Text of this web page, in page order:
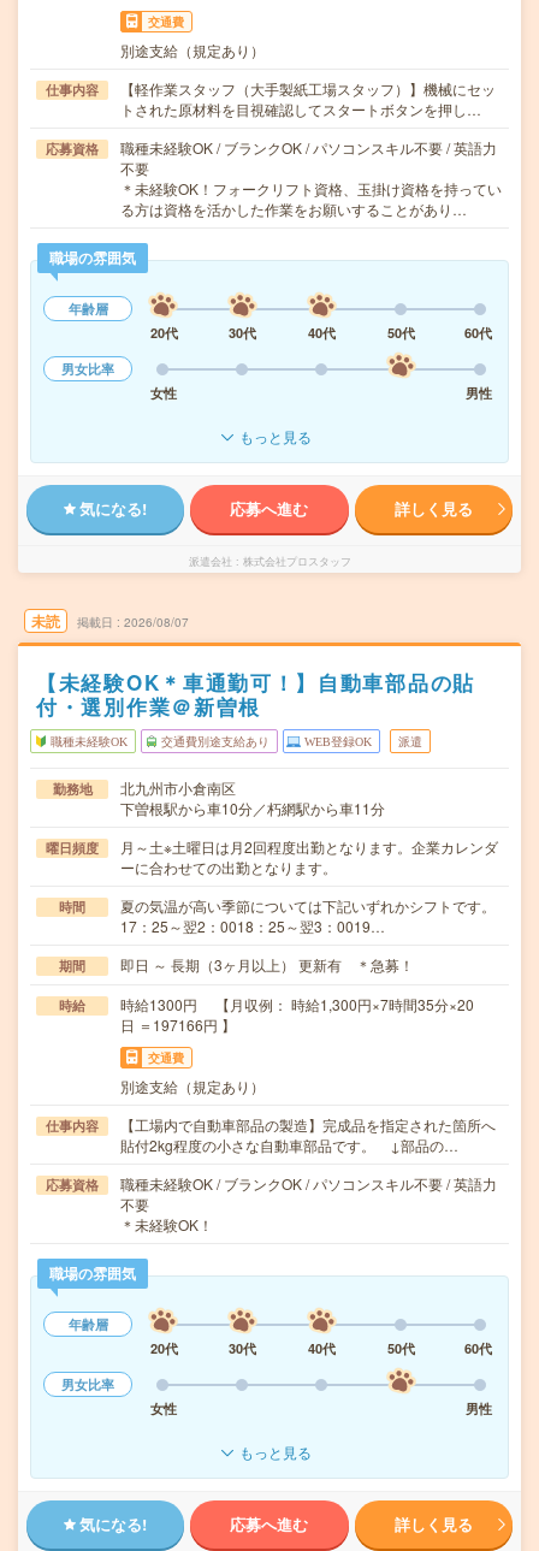
交通費
別途支給（規定あり）
仕事内容
【軽作業スタッフ（大手製紙工場スタッフ）】機械にセッ
トされた原材料を目視確認してスタートボタンを押し…
応募資格
職種未経験OK / ブランクOK / パソコンスキル不要 / 英語力
不要
＊未経験OK！フォークリフト資格、玉掛け資格を持ってい
る方は資格を活かした作業をお願いすることがあり…
職場の雰囲気
年齢層
20代
30代 40代 50代
60代
男女比率
女性
男性
もっと見る
気になる! 応募へ進む 詳しく見る
派遣会社 株式会社プロスタッフ
未読 掲載日 2026/08/07
【未経験OK＊車通勤可！】自動車部品の貼
付・選別作業＠新曽根
職種未経験OK 交通費別途支給あり WEB登録OK 派遣
勤務地
北九州市小倉南区
下曽根駅から車10分／朽網駅から車11分
曜日頻度
月～土※土曜日は月2回程度出勤となります。企業カレンダ
ーに合わせての出勤となります。
時間
夏の気温が高い季節については下記いずれかシフトです。
17：25～翌2：0018：25～翌3：0019…
期間 即日 ～ 長期（3ヶ月以上） 更新有 ＊急募！
時給
時給1300円 【月収例： 時給1,300円×7時間35分×20
日 ＝197166円 】
交通費
別途支給（規定あり）
仕事内容
【工場内で自動車部品の製造】完成品を指定された箇所へ
貼付2kg程度の小さな自動車部品です。 ↓部品の…
応募資格
職種未経験OK / ブランクOK / パソコンスキル不要 / 英語力
不要
＊未経験OK！
職場の雰囲気
年齢層
20代
30代 40代 50代
60代
男女比率
女性
男性
もっと見る
気になる! 応募へ進む 詳しく見る